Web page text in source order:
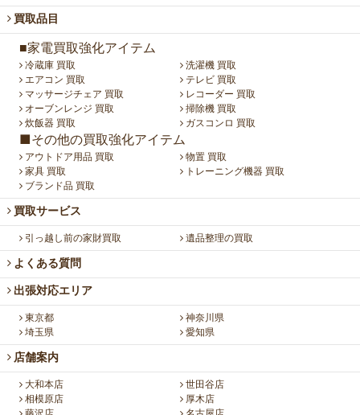
買取品目
■家電買取強化アイテム
冷蔵庫 買取
洗濯機 買取
エアコン 買取
テレビ 買取
マッサージチェア 買取
レコーダー 買取
オーブンレンジ 買取
掃除機 買取
炊飯器 買取
ガスコンロ 買取
■その他の買取強化アイテム
アウトドア用品 買取
物置 買取
家具 買取
トレーニング機器 買取
ブランド品 買取
買取サービス
引っ越し前の家財買取 遺品整理の買取
よくある質問
出張対応エリア
東京都
神奈川県
埼玉県
愛知県
店舗案内
大和本店
世田谷店
相模原店
厚木店